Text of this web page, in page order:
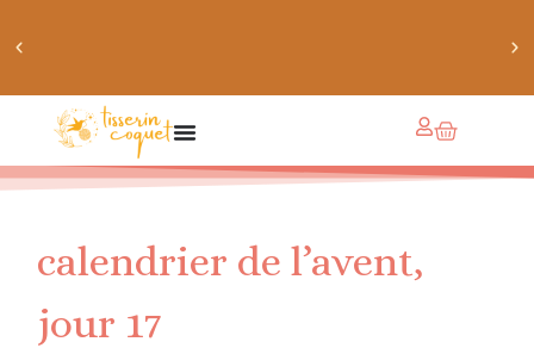
chaussettes douillettes :: le livre de chaussettes pour
petits et grands
calendrier de l’avent,
jour 17